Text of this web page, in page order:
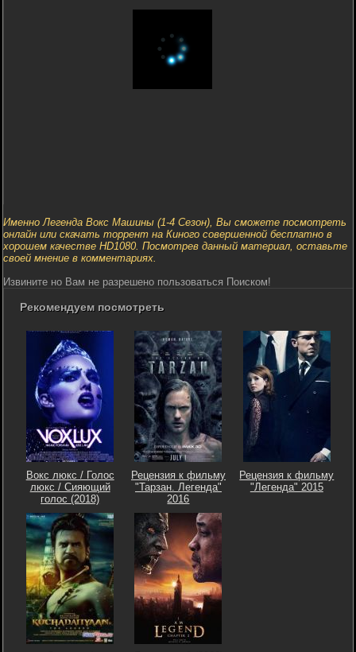
Именно Легенда Вокс Машины (1-4 Сезон), Вы сможете посмотреть
онлайн или скачать торрент на Киного совершенной бесплатно в
хорошем качестве HD1080. Посмотрев данный материал, оставьте
своей мнение в комментариях.
Извините но Вам не разрешено пользоваться Поиском!
Рекомендуем посмотреть
Вокс люкс / Голос
люкс / Сияющий
голос (2018)
Рецензия к фильму
"Тарзан. Легенда"
2016
Рецензия к фильму
"Легенда" 2015